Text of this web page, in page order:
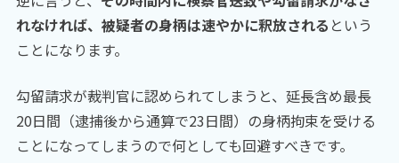
れなければ、被疑者の身柄は速やかに釈放される という
ことになります。
勾留請求が裁判官に認められてしまうと、延長含め最長
20日間（逮捕後から通算で23日間）の身柄拘束を受ける
ことになってしまうので何としても回避すべきです。